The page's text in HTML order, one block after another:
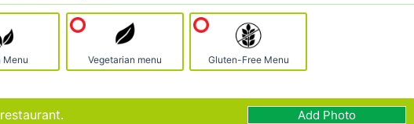
Menu Vegetarian menu Gluten-Free Menu
Add Photo